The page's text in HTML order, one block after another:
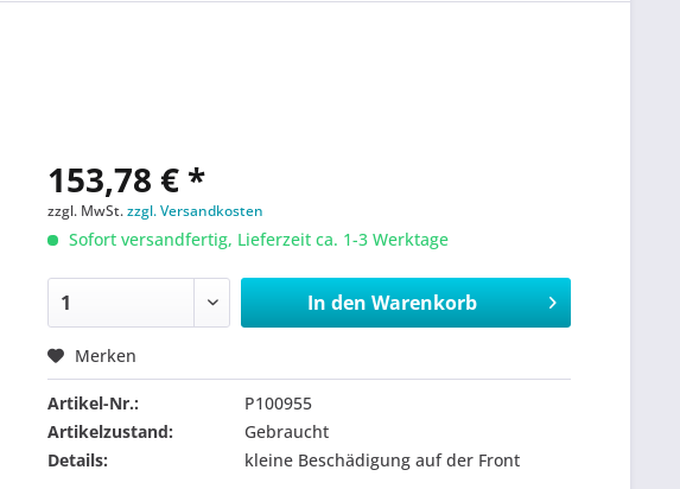
153,78 € *
zzgl. MwSt.zzgl. Versandkosten
Sofort versandfertig, Lieferzeit ca. 1-3 Werktage
In den Warenkorb
Merken
Artikel-Nr.:
P100955
Artikelzustand:
Gebraucht
Details:
kleine Beschädigung auf der Front